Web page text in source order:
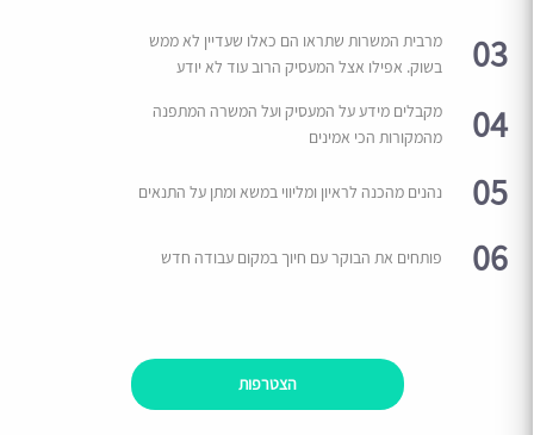
03
מרבית המשרות שתראו הם כאלו שעדיין לא ממש
בשוק. אפילו אצל המעסיק הרוב עוד לא יודע
04
מקבלים מידע על המעסיק ועל המשרה המתפנה
מהמקורות הכי אמינים
05 נהנים מהכנה לראיון ומליווי במשא ומתן על התנאים
06 פותחים את הבוקר עם חיוך במקום עבודה חדש
הצטרפות